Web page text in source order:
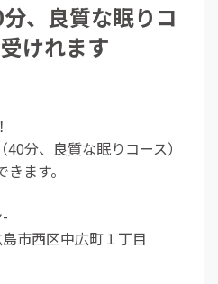
、良質な眠りコ
けれます
分、良質な眠りコース）
ます。
市西区中広町１丁目